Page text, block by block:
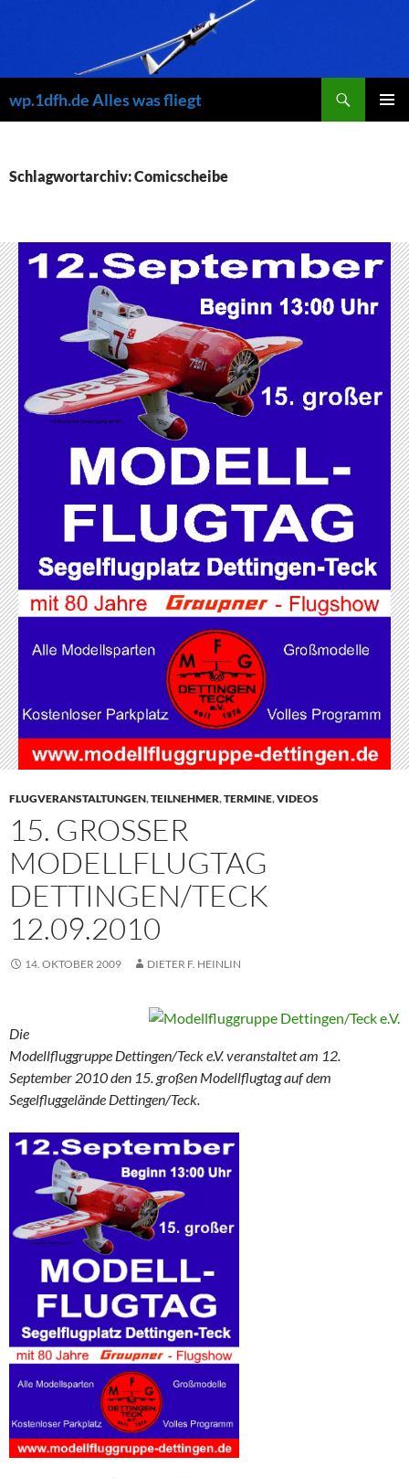
wp.1dfh.de Alles was fliegt
Schlagwortarchiv: Comicscheibe
FLUGVERANSTALTUNGEN,TEILNEHMER,TERMINE,VIDEOS
15. GROSSER M
ODELLFLUGTAG D
ETTINGEN/TECK 1
2.09.2010
14. OKTOBER 2009 DIETER F. HEINLIN
Die
Modellfluggruppe Dettingen/Teck e.V. veranstaltet am 12.
September 2010 den 15. großen Modellflugtag auf dem
Segelfluggelände Dettingen/Teck.